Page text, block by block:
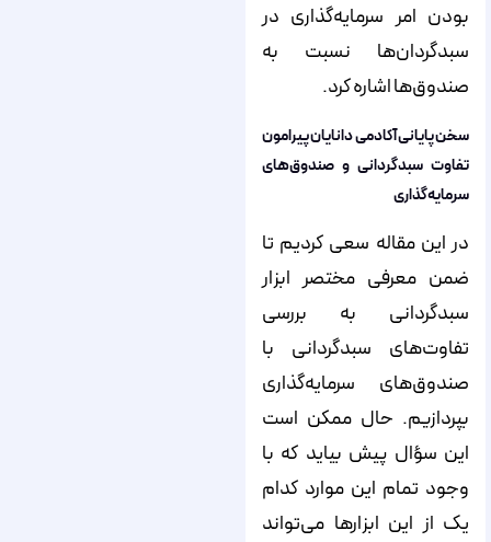
بودن امر سرمایه‌گذاری در
سبدگردان‌ها نسبت به
صندوق‌ها اشاره کرد.
سخن پایانی آکادمی دانایان پیرامون
تفاوت سبدگردانی و صندوق‌های
سرمایه‌گذاری
در این مقاله سعی کردیم تا
ضمن معرفی مختصر ابزار
سبدگردانی به بررسی
تفاوت‌های سبدگردانی با
صندوق‌های سرمایه‌گذاری
بپردازیم. حال ممکن است
این سؤال پیش بیاید که با
وجود تمام این موارد کدام
یک از این ابزارها می‌تواند